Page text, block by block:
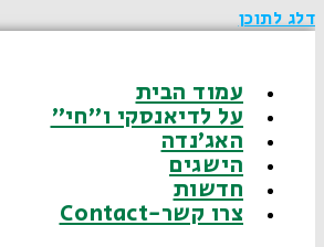
דלג לתוכן
עמוד הבית
על לדיאנסקי ו"חי"
האג׳נדה
הישגים
חדשות
צרו קשר-Contact